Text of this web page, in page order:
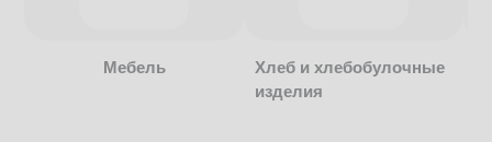
Мебель
Хлеб и хлебобулочные
изделия